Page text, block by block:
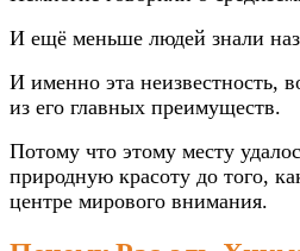
И ещё меньше людей знали
И именно эта неизвестность,
из его главных преимуществ.
Потому что этому месту
природную красоту до того,
центре мирового внимания.